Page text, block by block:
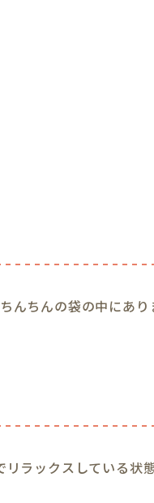
んちんの袋の中にあり
ラックスしている状